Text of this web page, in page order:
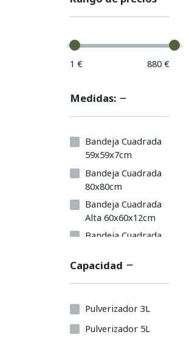
1 € 880 €
Medidas:
Bandeja Cuadrada
59x59x7cm
Bandeja Cuadrada
80x80cm
Bandeja Cuadrada
Alta 60x60x12cm
Bandeja Cuadrada
Bandeja Cuadrada
Vacia (24mm) 144
Alv
Capacidad
Pulverizador 3L
Pulverizador 5L